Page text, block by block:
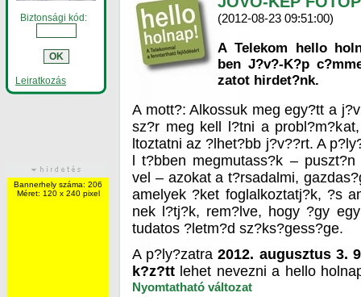
Biztonsági kód:
Leiratkozás
Bannerhely száma: 206
Méret: 120 x 240 pixel
(2012-08-23 09:51:00)
A Telekom hello
ben J?v?-K?p
zatot hirdet?nk.
A mott?: Alkossuk meg egy?tt a
sz?r meg kell l?tni a
ltoztatni az ?lhet?bb j?v??rt. A
l t?bben megmutass?k –
vel – azokat a t?rsadalmi,
amelyek ?ket foglalkoztatj?k, ?s
nek l?tj?k, rem?lve, hogy ?gy
tudatos ?letm?d sz?ks?gess?ge.
A p?ly?zatra 2012. augusztus 3.
k?z?tt lehet nevezni a hello
Nyomtatható változat